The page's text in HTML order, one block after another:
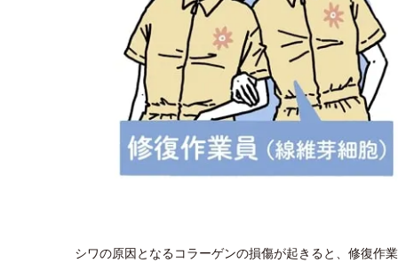
シワの原因となるコラーゲンの損傷が起きると、修復作